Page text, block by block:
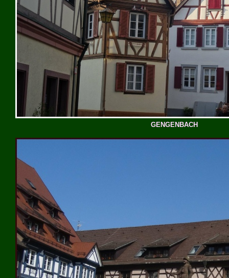
GENGENBACH